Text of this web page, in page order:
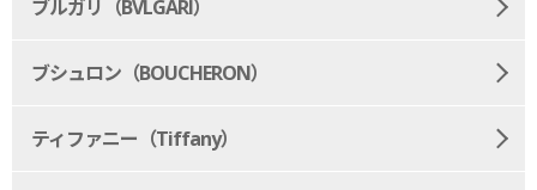
ブルガリ（BVLGARI）
ブシュロン（BOUCHERON）
ティファニー（Tiffany）